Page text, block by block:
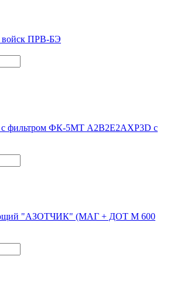
войск ПРВ-БЭ
фильтром ФК-5МТ А2В2Е2АХР3D с
"АЗОТЧИК" (МАГ + ДОТ М 600